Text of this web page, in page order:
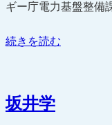
ギー庁電力基盤整備
“斎
の
続きを読む
坂井学